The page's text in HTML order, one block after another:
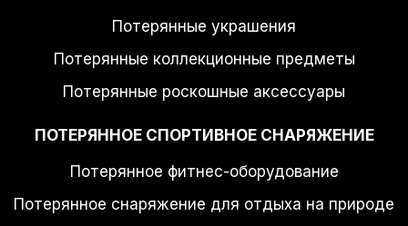
Потерянные украшения
Потерянные коллекционные предметы
Потерянные роскошные аксессуары
ПОТЕРЯННОЕ СПОРТИВНОЕ СНАРЯЖЕНИЕ
Потерянное фитнес-оборудование
Потерянное снаряжение для отдыха на природе